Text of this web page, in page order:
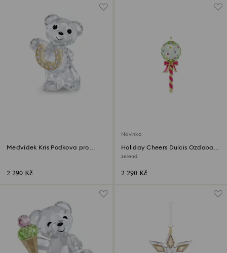
Medvídek Kris Podkova pro
2 290 Kč
Novinka
Holiday Cheers Dulcis Ozdoba
lízátko
zelená
2 290 Kč